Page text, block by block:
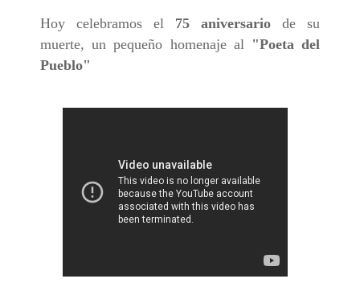
Hoy celebramos el 75 aniversario de su
muerte, un pequeño homenaje al "Poeta del
Pueblo"